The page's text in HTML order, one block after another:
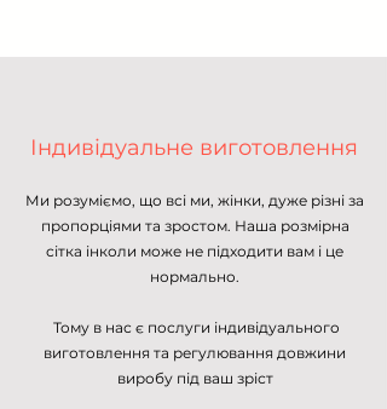
Індивідуальне виготовлення
Ми розуміємо, що всі ми, жінки, дуже різні за
пропорціями та зростом. Наша розмірна
сітка інколи може не підходити вам і це
нормально.
Тому в нас є послуги індивідуального
виготовлення та регулювання довжини
виробу під ваш зріст